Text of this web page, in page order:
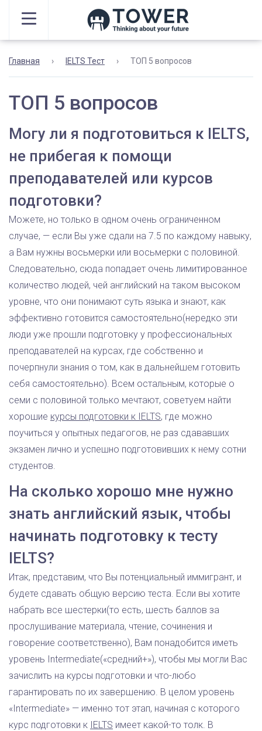
Главная › IELTS Тест › ТОП 5 вопросов
ТОП 5 вопросов
Могу ли я подготовиться к IELTS,
не прибегая к помощи
преподавателей или курсов
подготовки?
Можете, но только в одном очень ограниченном
случае, — если Вы уже сдали на 7.5 по каждому навыку,
а Вам нужны восьмерки или восьмерки с половиной.
Следовательно, сюда попадает очень лимитированное
количество людей, чей английский на таком высоком
уровне, что они понимают суть языка и знают, как
эффективно готовится самостоятельно(нередко эти
люди уже прошли подготовку у профессиональных
преподавателей на курсах, где собственно и
почерпнули знания о том, как в дальнейшем готовить
себя самостоятельно). Всем остальным, которые о
семи с половиной только мечтают, советуем найти
хорошие курсы подготовки к IELTS, где можно
поучиться у опытных педагогов, не раз сдававших
экзамен лично и успешно подготовивших к нему сотни
студентов.
На сколько хорошо мне нужно
знать английский язык, чтобы
начинать подготовку к тесту
IELTS?
Итак, представим, что Вы потенциальный иммигрант, и
будете сдавать общую версию теста. Если вы хотите
набрать все шестерки(то есть, шесть баллов за
прослушивание материала, чтение, сочинения и
говорение соответственно), Вам понадобится иметь
уровень Intermediate(«средний+»), чтобы мы могли Вас
зачислить на курсы подготовки и что-любо
гарантировать по их завершению. В целом уровень
«Intermediate» — именно тот этап, начиная с которого
курс подготовки к IELTS имеет какой-то толк. В